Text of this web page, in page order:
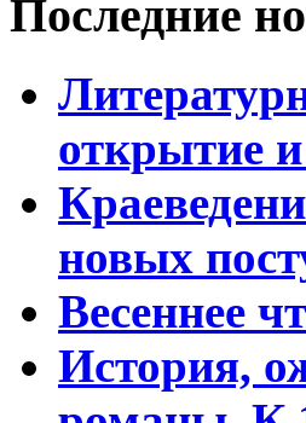
Последние
открытие
новых
Весеннее
История,